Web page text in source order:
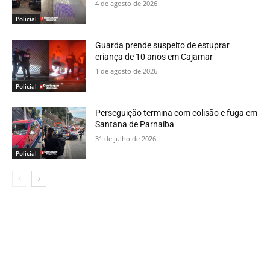
Policial
4 de agosto de 2026
Policial
Guarda prende suspeito de estuprar
criança de 10 anos em Cajamar
1 de agosto de 2026
Policial
Perseguição termina com colisão e fuga em
Santana de Parnaíba
31 de julho de 2026